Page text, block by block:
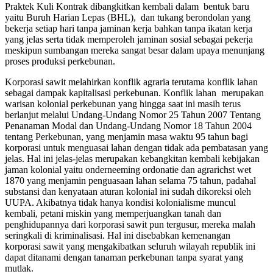
Praktek Kuli Kontrak dibangkitkan kembali dalam bentuk baru
yaitu Buruh Harian Lepas (BHL), dan tukang berondolan yang
bekerja setiap hari tanpa jaminan kerja bahkan tanpa ikatan kerja
yang jelas serta tidak memperoleh jaminan sosial sebagai pekerja
meskipun sumbangan mereka sangat besar dalam upaya menunjang
proses produksi perkebunan.
Korporasi sawit melahirkan konflik agraria terutama konflik lahan
sebagai dampak kapitalisasi perkebunan. Konflik lahan merupakan
warisan kolonial perkebunan yang hingga saat ini masih terus
berlanjut melalui Undang-Undang Nomor 25 Tahun 2007 Tentang
Penanaman Modal dan Undang-Undang Nomor 18 Tahun 2004
tentang Perkebunan, yang menjamin masa waktu 95 tahun bagi
korporasi untuk menguasai lahan dengan tidak ada pembatasan yang
jelas. Hal ini jelas-jelas merupakan kebangkitan kembali kebijakan
jaman kolonial yaitu onderneeming ordonatie dan agrarichst wet
1870 yang menjamin penguasaan lahan selama 75 tahun, padahal
substansi dan kenyataan aturan kolonial ini sudah dikoreksi oleh
UUPA. Akibatnya tidak hanya kondisi kolonialisme muncul
kembali, petani miskin yang memperjuangkan tanah dan
penghidupannya dari korporasi sawit pun tergusur, mereka malah
seringkali di kriminalisasi. Hal ini disebabkan kemenangan
korporasi sawit yang mengakibatkan seluruh wilayah republik ini
dapat ditanami dengan tanaman perkebunan tanpa syarat yang
mutlak.